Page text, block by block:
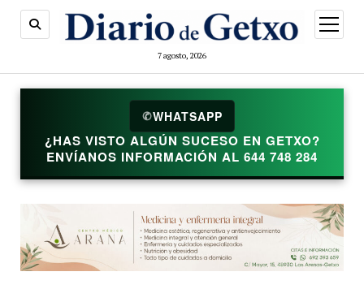
7 agosto, 2026
abrir
menú
✆WHATSAPP
¿HAS VISTO ALGÚN SUCESO EN GETXO?
ENVÍANOS INFORMACIÓN AL 644 748 284